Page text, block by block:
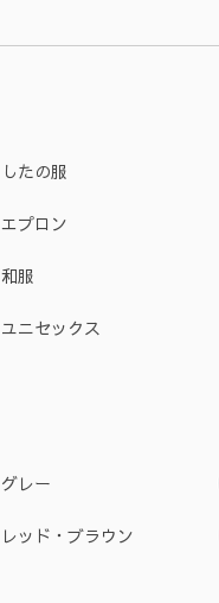
したの服
エプロン
和服
ユニセックス
グレー
レッド・ブラウン